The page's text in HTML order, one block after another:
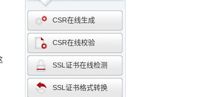
CSR在线生成
CSR在线校验
SSL证书在线检测
SSL证书格式转换